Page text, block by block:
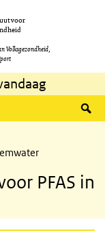
voor
Volksgezondheid,
PFAS in